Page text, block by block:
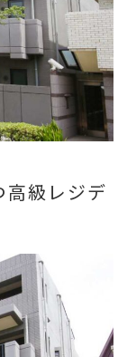
高級レジデ